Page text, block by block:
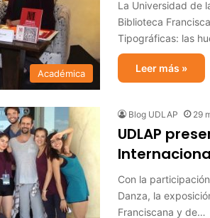
Académica
La Universidad de
Biblioteca
Tipográficas: las
Leer más »
Blog UDLAP 29
UDLAP
Con la
Danza, la
Franciscana y de…